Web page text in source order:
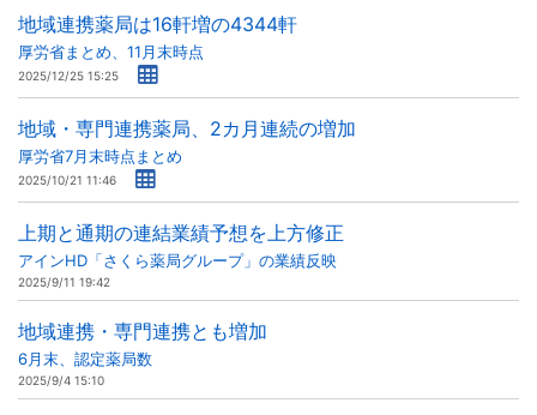
地域連携薬局は16軒増の4344軒
厚労省まとめ、11月末時点
2025/12/25 15:25
地域・専門連携薬局、2カ月連続の増加
厚労省7月末時点まとめ
2025/10/21 11:46
上期と通期の連結業績予想を上方修正
アインHD「さくら薬局グループ」の業績反映
2025/9/11 19:42
地域連携・専門連携とも増加
6月末、認定薬局数
2025/9/4 15:10